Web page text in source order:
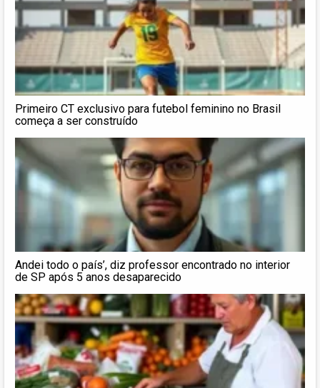
Primeiro CT exclusivo para futebol feminino no Brasil
começa a ser construído
Andei todo o país’, diz professor encontrado no interior
de SP após 5 anos desaparecido